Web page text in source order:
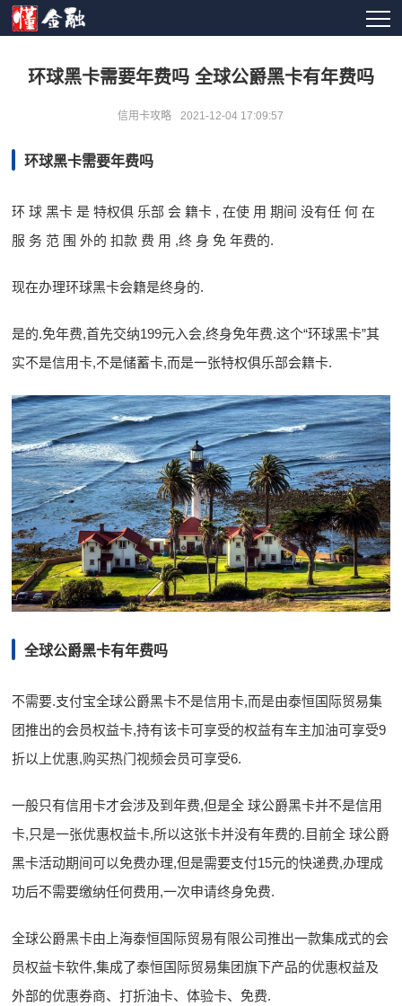
环球黑卡需要年费吗 全球公爵黑卡有年费吗
信用卡攻略 2021-12-04 17:09:57
环球黑卡需要年费吗
环 球 黑卡 是 特权俱 乐部 会 籍卡 , 在使 用 期间 没有任 何 在
服 务 范 围 外的 扣款 费 用 ,终 身 免 年费的.
现在办理环球黑卡会籍是终身的.
是的.免年费,首先交纳199元入会,终身免年费.这个“环球黑卡”其
实不是信用卡,不是储蓄卡,而是一张特权俱乐部会籍卡.
全球公爵黑卡有年费吗
不需要.支付宝全球公爵黑卡不是信用卡,而是由泰恒国际贸易集
团推出的会员权益卡,持有该卡可享受的权益有车主加油可享受9
折以上优惠,购买热门视频会员可享受6.
一般只有信用卡才会涉及到年费,但是全 球公爵黑卡并不是信用
卡,只是一张优惠权益卡,所以这张卡并没有年费的.目前全 球公爵
黑卡活动期间可以免费办理,但是需要支付15元的快递费,办理成
功后不需要缴纳任何费用,一次申请终身免费.
全球公爵黑卡由上海泰恒国际贸易有限公司推出一款集成式的会
员权益卡软件,集成了泰恒国际贸易集团旗下产品的优惠权益及
外部的优惠券商、打折油卡、体验卡、免费.